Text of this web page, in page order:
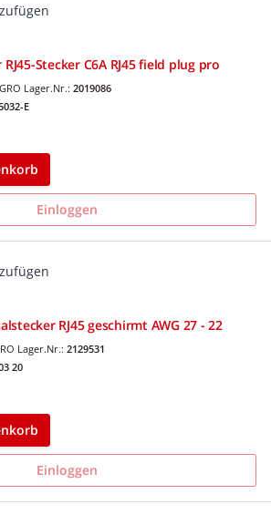
Stecker C6A RJ45 field plug pro
Lager.Nr.: 2019086
E
Einloggen
RJ45 geschirmt AWG 27 - 22
Lager.Nr.: 2129531
20
Einloggen